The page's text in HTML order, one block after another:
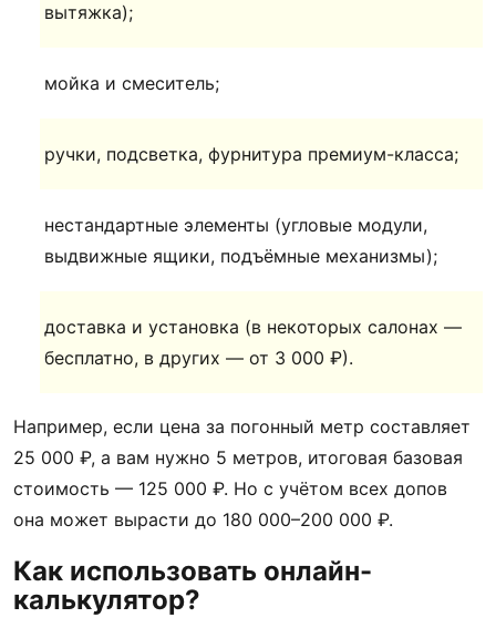
вытяжка);
мойка и смеситель;
ручки, подсветка, фурнитура премиум-класса;
нестандартные элементы (угловые модули,
выдвижные ящики, подъёмные механизмы);
доставка и установка (в некоторых салонах —
бесплатно, в других — от 3 000 ₽).
Например, если цена за погонный метр составляет
25 000 ₽, а вам нужно 5 метров, итоговая базовая
стоимость — 125 000 ₽. Но с учётом всех допов
она может вырасти до 180 000–200 000 ₽.
Как использовать онлайн-
калькулятор?